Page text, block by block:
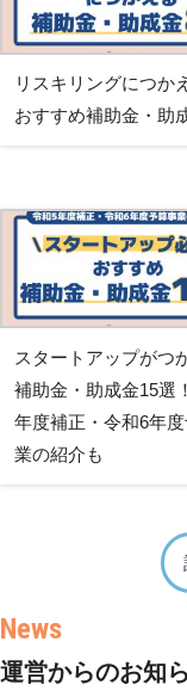
リスキリングにつか
おすすめ補助金・助
スタートアップがつ
補助金・助成金15選
年度補正・令和6年
業の紹介も
運営からのお知